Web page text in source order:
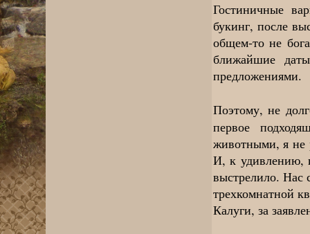
Гостиничные
букинг, после
общем-то не
ближайшие
предложениями.
Поэтому, не
первое
животными, я не
И, к удивлению,
выстрелило. Нас
трехкомнатной
Калуги, за